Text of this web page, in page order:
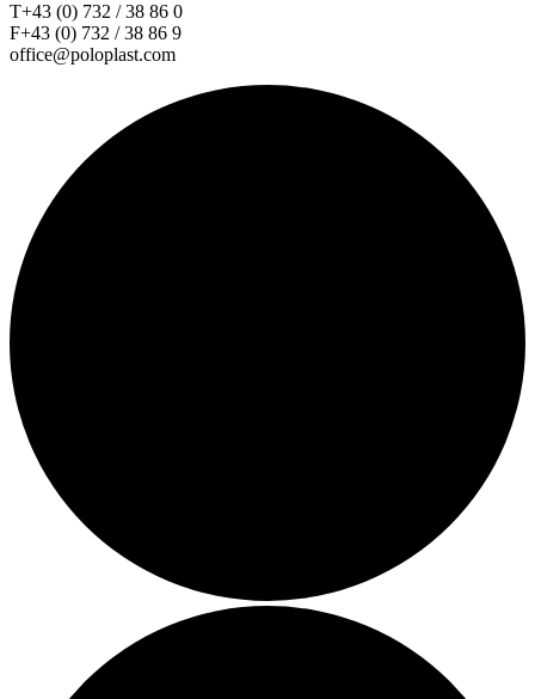
T+43 (0) 732 / 38 86 0
F+43 (0) 732 / 38 86 9
office@poloplast.com